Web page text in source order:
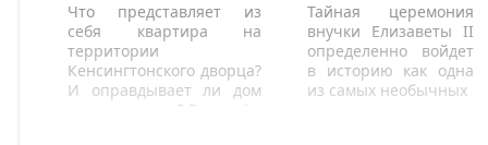
Что представляет из
себя квартира на
территории
Кенсингтонского дворца?
И оправдывает ли дом
свое название? Вполне!
Тайная церемония
внучки Елизаветы II
определенно войдет
в историю как одна
из самых необычных